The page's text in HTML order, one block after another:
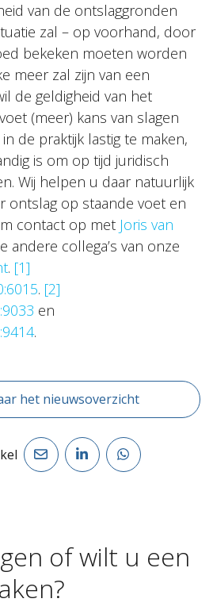
van de ontslaggronden
zal – op voorhand, door
bekeken moeten worden
meer zal zijn van een
de geldigheid van het
(meer) kans van slagen
de praktijk lastig te maken,
is om op tijd juridisch
Wij helpen u daar natuurlijk
ontslag op staande voet en
contact op met Joris van
andere collega’s van onze
. [1]
. [2]
en
.
het nieuwsoverzicht
ofwilt u een